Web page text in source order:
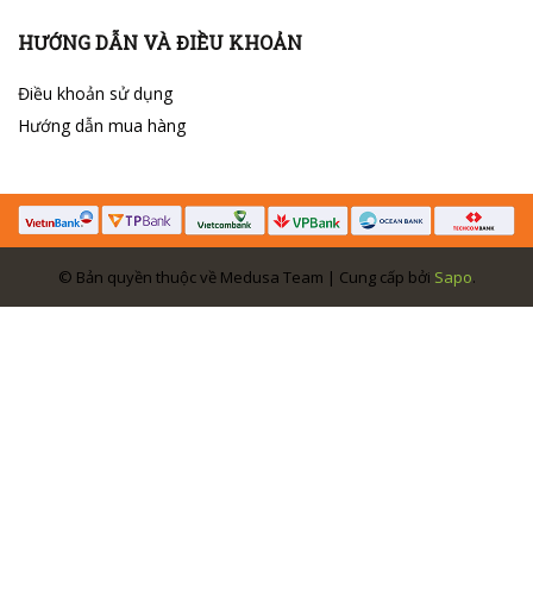
HƯỚNG DẪN VÀ ĐIỀU KHOẢN
Điều khoản sử dụng
Hướng dẫn mua hàng
© Bản quyền thuộc về Medusa Team | Cung cấp bởi Sapo.